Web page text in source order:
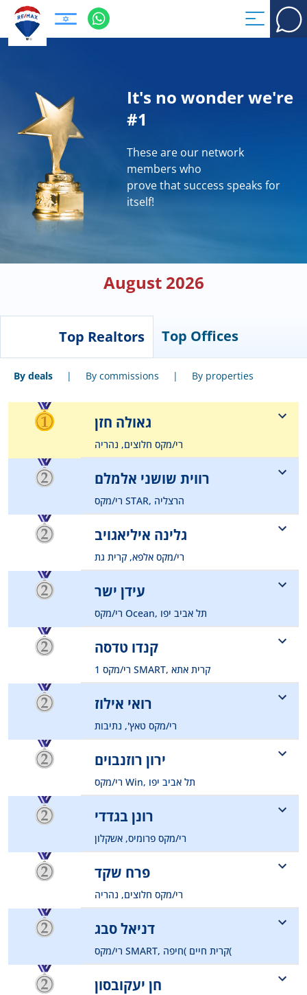
It's no wonder we're
#1
These are our network
members who
prove that success speaks for
itself!
August 2026
Top Realtors Top Offices
By deals | By commissions | By properties
גאולה חזן
רי/מקס חלוצים, נהריה
054-4890412
geula150@gmail.com
רווית שושני אלמלם
רי/מקס STAR, הרצליה
052-3671250
shoshaniravit21@gmail.com
גלינה איליאגויב
רי/מקס אלפא, קרית גת
050-2358573
galinailogaev@gmail.com
עידן ישר
רי/מקס Ocean, תל אביב יפו
054-4857434
idanyes@gmail.com
קנדו טדסה
רי/מקס 1 SMART, קרית אתא
053-6566663
kandotd10@gmail.com
רואי אילוז
רי/מקס טאץ', נתיבות
0526315315
roey.eluz@remax.co.il
ירון רוזנבוים
רי/מקס Win, תל אביב יפו
054-4633716
rosenboim@gmail.com
רונן בגדדי
רי/מקס פרומיס, אשקלון
0529218404
noybag@zahay.net.il
פרח שקד
רי/מקס חלוצים, נהריה
054-9875414
prshaked27@gmail.com
דניאל סבג
רי/מקס SMART, קרית חיים )חיפה(
0526921799
חן יעקובסון